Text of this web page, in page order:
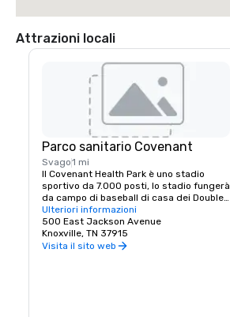
Attrazioni locali
Parco sanitario Covenant
Svago1 mi
Il Covenant Health Park è uno stadio
sportivo da 7.000 posti, lo stadio fungerà
da campo di baseball di casa dei Double-
A Knoxville Smokies della Southern
League, dell'affiliato Double-A dei
Chicago Cubs e del One Knoxville SC, una
squadra di calcio della Division III.
Ulteriori informazioni
500 East Jackson Avenue
Knoxville, TN 37915
Visita il sito web